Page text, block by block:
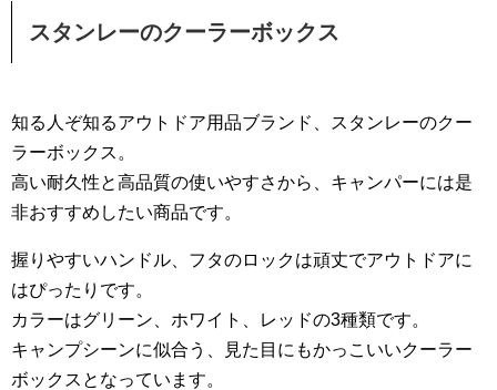
スタンレーのクーラーボックス
知る人ぞ知るアウトドア用品ブランド、スタンレーのクー
ラーボックス。
高い耐久性と高品質の使いやすさから、キャンパーには是
非おすすめしたい商品です。
握りやすいハンドル、フタのロックは頑丈でアウトドアに
はぴったりです。
カラーはグリーン、ホワイト、レッドの3種類です。
キャンプシーンに似合う、見た目にもかっこいいクーラー
ボックスとなっています。